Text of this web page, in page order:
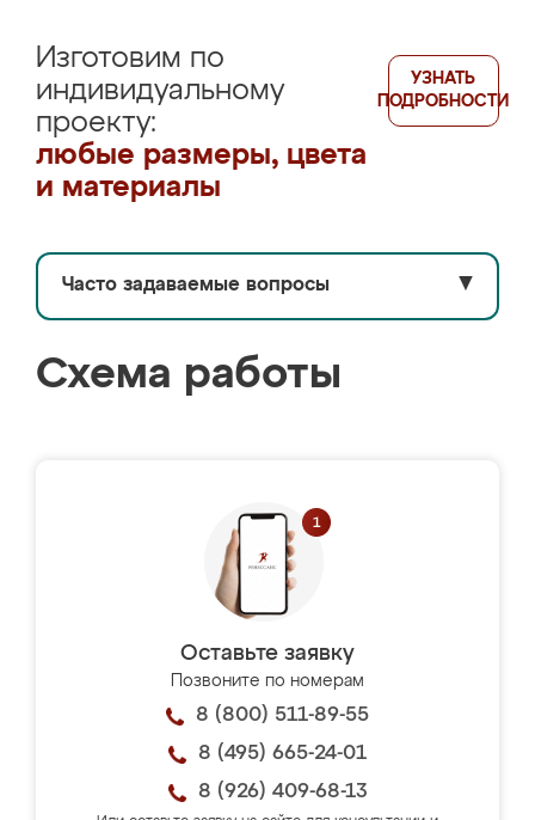
Изготовим по
индивидуальному
проекту:
любые размеры, цвета
и материалы
УЗНАТЬ
ПОДРОБНОСТИ
Часто задаваемые вопросы ▼
Схема работы
Оставьте заявку
Позвоните по номерам
8 (800) 511-89-55
8 (495) 665-24-01
8 (926) 409-68-13